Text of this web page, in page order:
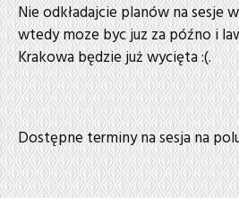
Nie odkładajcie planów na sesje
wtedy moze byc juz za późno i
Krakowa będzie już wycięta :(.
Dostępne terminy na sesja na